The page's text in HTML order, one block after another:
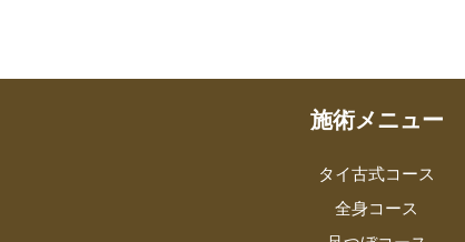
施術メニュー
タイ古式コース
全身コース